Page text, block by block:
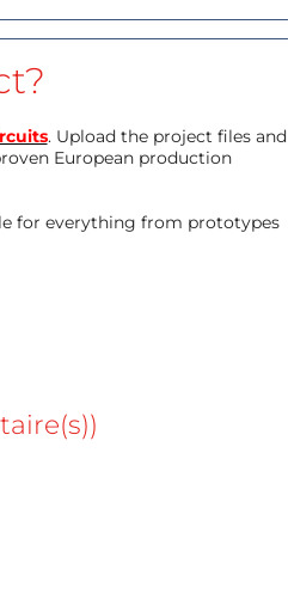
. Upload the project files and
European production
for everything from prototypes